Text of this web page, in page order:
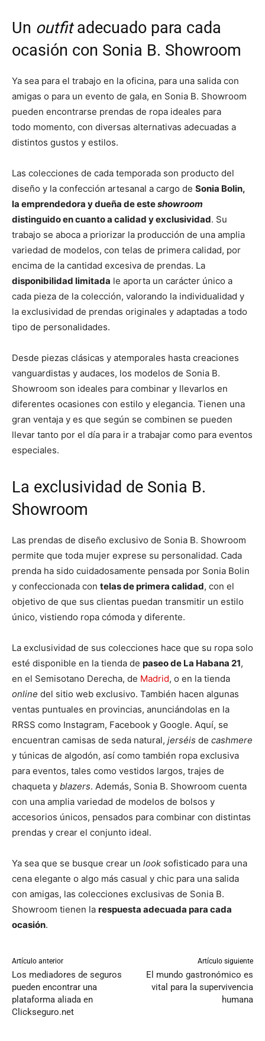
Un outfitadecuado para cada
ocasión con Sonia B. Showroom
Ya sea para el trabajo en la oficina, para una salida con
amigas o para un evento de gala, en Sonia B. Showroom
pueden encontrarse prendas de ropa ideales para
todo momento, con diversas alternativas adecuadas a
distintos gustos y estilos.
Las colecciones de cada temporada son producto del
diseño y la confección artesanal a cargo de Sonia Bolin,
la emprendedora y dueña de esteshowroom
distinguido en cuanto a calidad y exclusividad. Su
trabajo se aboca a priorizar la producción de una amplia
variedad de modelos, con telas de primera calidad, por
encima de la cantidad excesiva de prendas. La
disponibilidad limitada le aporta un carácter único a
cada pieza de la colección, valorando la individualidad y
la exclusividad de prendas originales y adaptadas a todo
tipo de personalidades.
Desde piezas clásicas y atemporales hasta creaciones
vanguardistas y audaces, los modelos de Sonia B.
Showroom son ideales para combinar y llevarlos en
diferentes ocasiones con estilo y elegancia. Tienen una
gran ventaja y es que según se combinen se pueden
llevar tanto por el día para ir a trabajar como para eventos
especiales.
La exclusividad de Sonia B.
Showroom
Las prendas de diseño exclusivo de Sonia B. Showroom
permite que toda mujer exprese su personalidad. Cada
prenda ha sido cuidadosamente pensada por Sonia Bolin
y confeccionada con telas de primera calidad, con el
objetivo de que sus clientas puedan transmitir un estilo
único, vistiendo ropa cómoda y diferente.
La exclusividad de sus colecciones hace que su ropa solo
esté disponible en la tienda de paseo de La Habana 21,
en el Semisotano Derecha, de Madrid, o en la tienda
online del sitio web exclusivo. También hacen algunas
ventas puntuales en provincias, anunciándolas en la
RRSS como Instagram, Facebook y Google. Aquí, se
encuentran camisas de seda natural, jerséis de cashmere
y túnicas de algodón, así como también ropa exclusiva
para eventos, tales como vestidos largos, trajes de
chaqueta y blazers. Además, Sonia B. Showroom cuenta
con una amplia variedad de modelos de bolsos y
accesorios únicos, pensados para combinar con distintas
prendas y crear el conjunto ideal.
Ya sea que se busque crear un look sofisticado para una
cena elegante o algo más casual y chic para una salida
con amigas, las colecciones exclusivas de Sonia B.
Showroom tienen la respuesta adecuada para cada
ocasión.
Artículo anterior
Los mediadores de seguros
pueden encontrar una
plataforma aliada en
Clickseguro.net
Artículo siguiente
El mundo gastronómico es
vital para la supervivencia
humana